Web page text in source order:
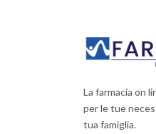
La farmacia on
per le tue
tua famiglia.